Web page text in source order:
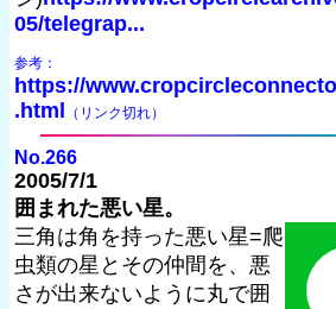
05/telegrap...
参考：
https://
.html
（リンク切れ）
No.266
2005/7/1
囲まれた悪い星。
三角は角を持った悪い星=爬
虫類の星とその仲間を、悪
さが出来ないように丸で囲